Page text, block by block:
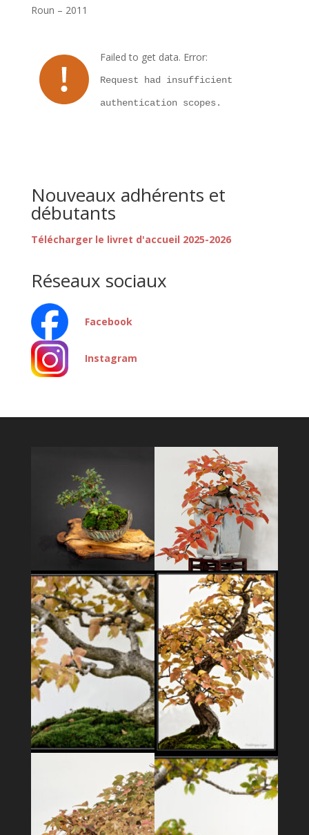
Roun – 2011
Failed to get data. Error:
Request had insufficient
authentication scopes.
Nouveaux adhérents et
débutants
Télécharger le livret d'accueil 2025-2026
Réseaux sociaux
Facebook
Instagram